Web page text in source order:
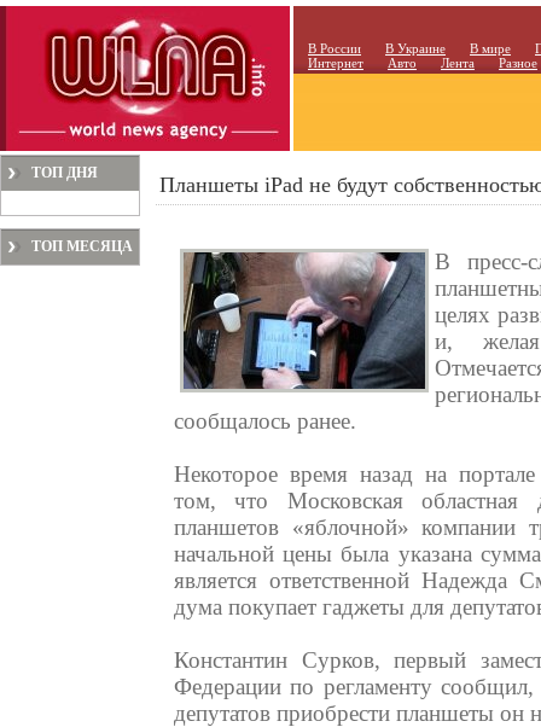
В России В Украине В мире
Интернет
Авто Лента Разное
ТОП ДНЯ
ТОП МЕСЯЦА
Планшеты iPad не будут
В пресс-
целях
и,
сообщалось ранее.
Некоторое время назад на
том, что Московская областная
планшетов «яблочной» компании
начальной цены была указана
является ответственной Надежда
дума покупает гаджеты для
Константин Сурков, первый
Федерации по регламенту
депутатов приобрести планшеты он